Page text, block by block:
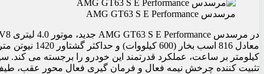
مرسدس AMG GT63 S E Performance
تثبیت کننده چرخش نیمه فعال و فرمان گیری فعال محور عقب،